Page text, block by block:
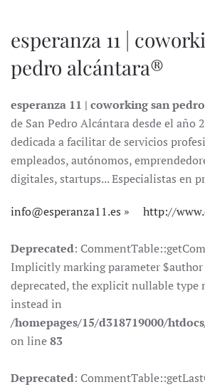
esperanza 11 |
pedro alcántara®
esperanza 11 | coworking san pedro
de San Pedro Alcántara desde el año
dedicada a facilitar de servicios
empleados, autónomos,
digitales, startups... Especialistas en
info@esperanza11.es http://
Deprecated:
Implicitly marking parameter
deprecated, the explicit nullable type
instead in
/homepages/15/d318719000/
on line83
Deprecated: